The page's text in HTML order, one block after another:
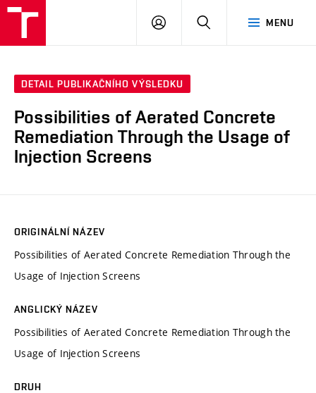
MENU
PŘIHLÁSIT
DETAIL PUBLIKAČNÍHO VÝSLEDKU
Possibilities of Aerated Concrete
Remediation Through the Usage of
Injection Screens
ORIGINÁLNÍ NÁZEV
Possibilities of Aerated Concrete Remediation Through the
Usage of Injection Screens
ANGLICKÝ NÁZEV
Possibilities of Aerated Concrete Remediation Through the
Usage of Injection Screens
DRUH